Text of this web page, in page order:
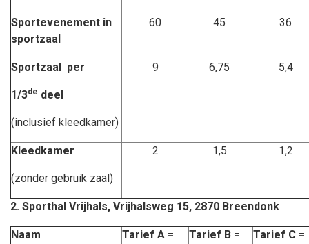
Sportevenement in
sportzaal
60 45 36
Sportzaal per
1/3de deel
(inclusief kleedkamer)
9 6,75 5,4
Kleedkamer
(zonder gebruik zaal)
2 1,5 1,2
2. Sporthal Vrijhals, Vrijhalsweg 15, 2870 Breendonk
Naam
Tarief A =
Tarief B =
Tarief C =